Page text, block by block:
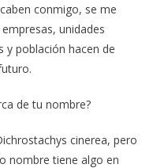
conmigo, se me
unidades
y población hacen de
de tu nombre?
cinerea, pero
nombre tiene algo en